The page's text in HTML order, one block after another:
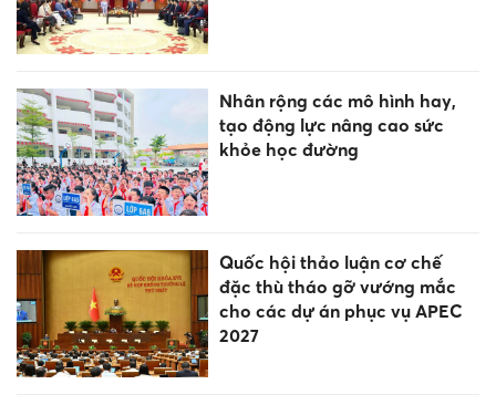
Nhân rộng các mô hình hay,
tạo động lực nâng cao sức
khỏe học đường
Quốc hội thảo luận cơ chế
đặc thù tháo gỡ vướng mắc
cho các dự án phục vụ APEC
2027